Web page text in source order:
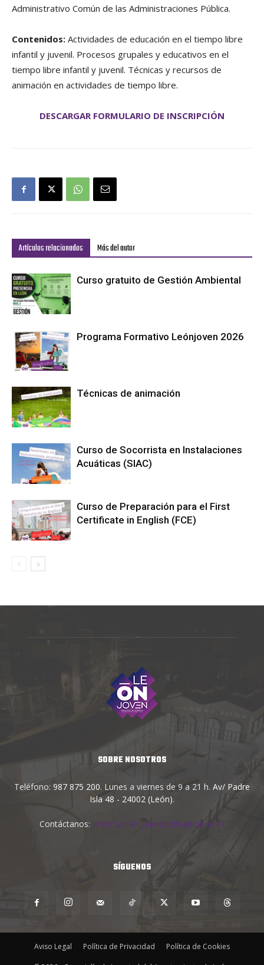
Administrativo Común de las Administraciones Pública.
Contenidos: Actividades de educación en el tiempo libre
infantil y juvenil. Procesos grupales y educativos en el
tiempo libre infantil y juvenil. Técnicas y recursos de
animación en actividades de tiempo libre.
DESCARGAR FORMULARIO DE INSCRIPCIÓN
Artículos relacionados Más del autor
Curso gratuito de Gestión Ambiental
Programa Formativo Leónjoven 2026
Técnicas de animación
Curso de Socorrista en Instalaciones
Acuáticas (SIAC)
Curso de Preparación para el First
Certificate in English (FCE)
SOBRE NOSOTROS
Teléfono: 987 875 200. Lunes a viernes de 9 a 21 h. Av/ Padre
Isla 48 - 24002 (León).
Contáctanos: informacion.juventud@aytoleon.es
SÍGUENOS
Aviso Legal Política de Privacidad Política de Cookies